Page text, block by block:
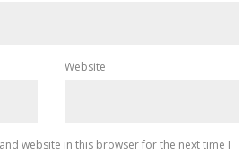
Website
website in this browser for the next time I